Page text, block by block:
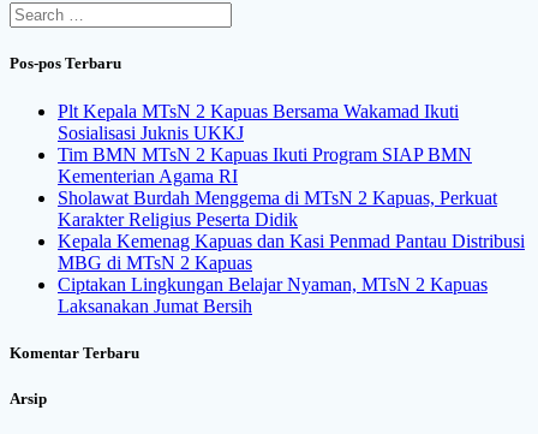
Search
for:
Pos-pos Terbaru
Plt Kepala MTsN 2 Kapuas Bersama Wakamad Ikuti
Sosialisasi Juknis UKKJ
Tim BMN MTsN 2 Kapuas Ikuti Program SIAP BMN
Kementerian Agama RI
Sholawat Burdah Menggema di MTsN 2 Kapuas, Perkuat
Karakter Religius Peserta Didik
Kepala Kemenag Kapuas dan Kasi Penmad Pantau Distribusi
MBG di MTsN 2 Kapuas
Ciptakan Lingkungan Belajar Nyaman, MTsN 2 Kapuas
Laksanakan Jumat Bersih
Komentar Terbaru
Arsip